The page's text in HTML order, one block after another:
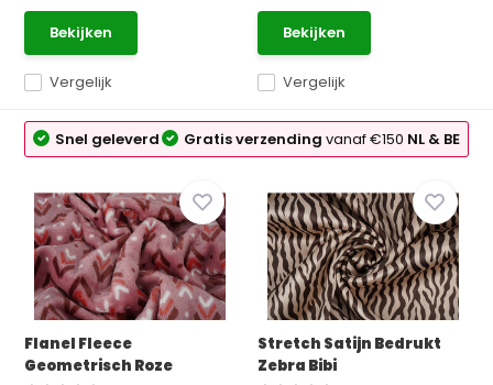
Vergelijk
Bekijken
Vergelijk
Bekijken
Snel geleverd Gratis verzendingvanaf €150 NL & BE
Flanel Fleece
Geometrisch Roze
Stretch Satijn Bedrukt
Zebra Bibi